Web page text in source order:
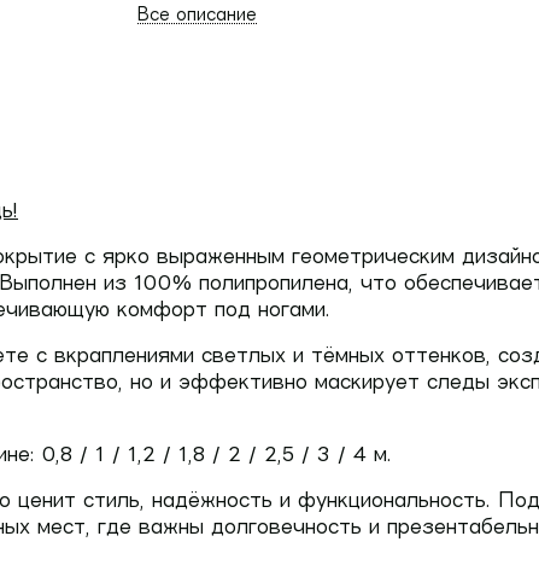
Все описание
с ярко выраженным геометрическим
из 100% полипропилена , что
комфорт под ногами.
с вкраплениями светлых и тёмных оттенков,
но и эффективно маскирует следы
0,8 / 1 / 1,2 / 1,8 / 2 / 2,5 / 3 / 4 м.
стиль, надёжность и функциональность.
мест, где важны долговечность и